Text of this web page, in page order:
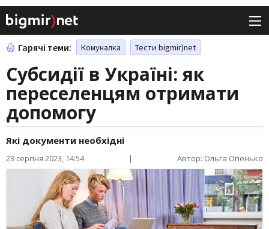
Гарячі теми: Комуналка Тести bigmir)net
Субсидії в Україні: як
переселенцям отримати
допомогу
Які документи необхідні
23 серпня 2023, 14:54 | Автор: Ольга Опенько